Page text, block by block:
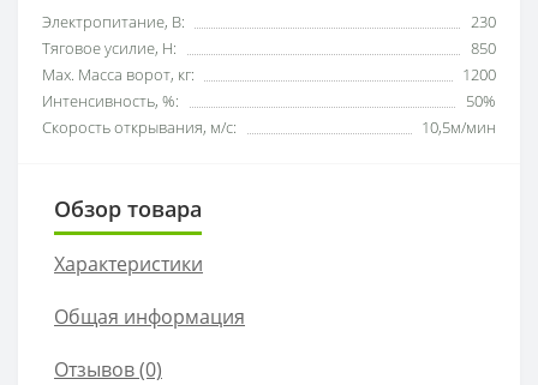
Электропитание, В:
230
Тяговое усилие, Н:
850
Мах. Масса ворот, кг:
1200
Интенсивность, %:
50%
Скорость открывания, м/с:
10,5м/мин
Обзор товара
Характеристики
Общая информация
Отзывов (0)